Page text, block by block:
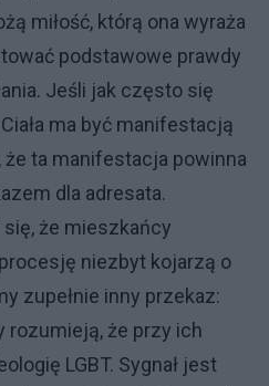
miłość, którą ona wyraża
podstawowe prawdy
Jeśli jak często się
ma być manifestacją
że ta manifestacja powinna
dla adresata.
że mieszkańcy
niezbyt kojarzą o
zupełnie inny przekaz:
rozumieją, że przy ich
LGBT. Sygnał jest